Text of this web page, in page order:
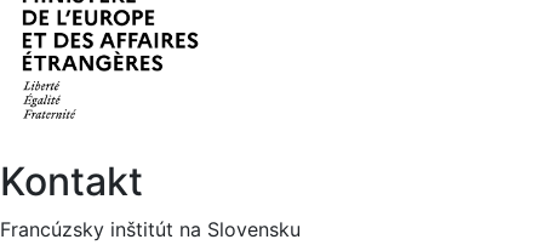
Kontakt
Francúzsky inštitút na Slovensku